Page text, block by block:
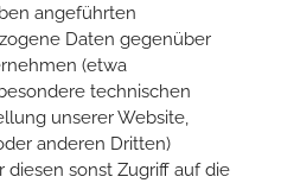
angeführten
Daten gegenüber
(etwa
technischen
unserer Website,
anderen Dritten)
sonst Zugriff auf die